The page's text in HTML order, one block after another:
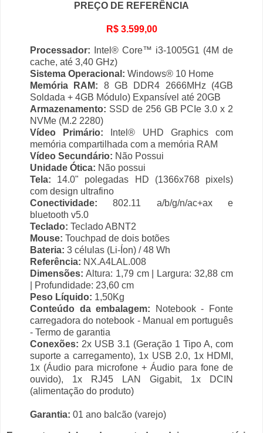
PREÇO DE REFERÊNCIA
R$ 3.599,00
Processador: Intel® Core™ i3-1005G1 (4M de
cache, até 3,40 GHz)
Sistema Operacional: Windows® 10 Home
Memória RAM: 8 GB DDR4 2666MHz (4GB
Soldada + 4GB Módulo) Expansível até 20GB
Armazenamento: SSD de 256 GB PCIe 3.0 x 2
NVMe (M.2 2280)
Vídeo Primário: Intel® UHD Graphics com
memória compartilhada com a memória RAM
Vídeo Secundário: Não Possui
Unidade Ótica: Não possui
Tela: 14.0" polegadas HD (1366x768 pixels)
com design ultrafino
Conectividade: 802.11 a/b/g/n/ac+ax e
bluetooth v5.0
Teclado: Teclado ABNT2
Mouse: Touchpad de dois botões
Bateria: 3 células (Li-Íon) / 48 Wh
Referência: NX.A4LAL.008
Dimensões: Altura: 1,79 cm | Largura: 32,88 cm
| Profundidade: 23,60 cm
Peso Líquido: 1,50Kg
Conteúdo da embalagem: Notebook - Fonte
carregadora do notebook - Manual em português
- Termo de garantia
Conexões: 2x USB 3.1 (Geração 1 Tipo A, com
suporte a carregamento), 1x USB 2.0, 1x HDMI,
1x (Áudio para microfone + Áudio para fone de
ouvido), 1x RJ45 LAN Gigabit, 1x DCIN
(alimentação do produto)
Garantia: 01 ano balcão (varejo)